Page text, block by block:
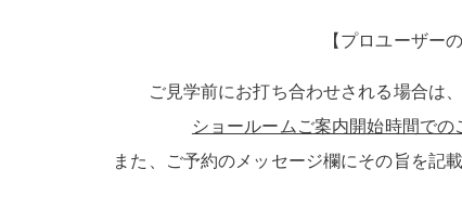
【プロユーザー
ご見学前にお打ち合わせされる場合は
ショールームご案内開始時間での
また、ご予約のメッセージ欄にその旨を記